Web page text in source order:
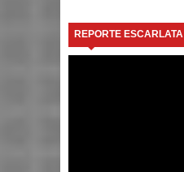
REPORTE ESCARLATA